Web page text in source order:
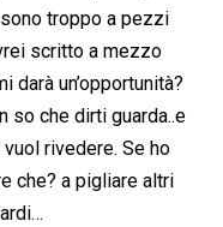
troppo a pezzi
scritto a mezzo
darà un’opportunità?
so che dirti guarda..e
rivedere. Se ho
che? a pigliare altri